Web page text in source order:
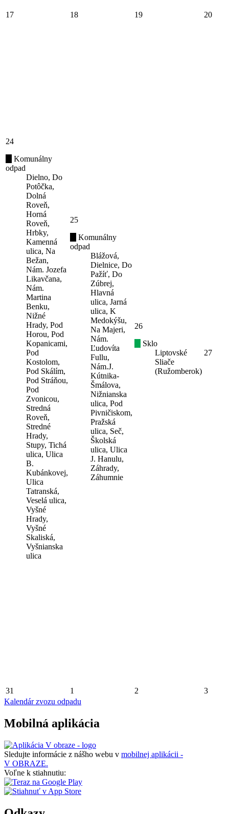
17 18 19 20
24
Komunálny
odpad
Dielno, Do
Potôčka,
Dolná
Roveň,
Horná
Roveň,
Hrbky,
Kamenná
ulica, Na
Bežan,
Nám. Jozefa
Likavčana,
Nám.
Martina
Benku,
Nižné
Hrady, Pod
Horou, Pod
Kopanicami,
Pod
Kostolom,
Pod Skálím,
Pod Stráňou,
Pod
Zvonicou,
Stredná
Roveň,
Stredné
Hrady,
Stupy, Tichá
ulica, Ulica
B.
Kubánkovej,
Ulica
Tatranská,
Veselá ulica,
Vyšné
Hrady,
Vyšné
Skaliská,
Vyšnianska
ulica
25
Komunálny
odpad
Blážová,
Dielnice, Do
Pažíť, Do
Zúbrej,
Hlavná
ulica, Jarná
ulica, K
Medokýšu,
Na Majeri,
Nám.
Ľudovíta
Fullu,
Nám.J.
Kútnika-
Šmálova,
Nižnianska
ulica, Pod
Pivničiskom,
Pražská
ulica, Seč,
Školská
ulica, Ulica
J. Hanulu,
Záhrady,
Záhumnie
26
Sklo
Liptovské
Sliače
(Ružomberok)
27
31 1 2
3
Kalendár zvozu odpadu
Mobilná aplikácia
Sledujte informácie z nášho webu v mobilnej aplikácii -
V OBRAZE.
Voľne k stiahnutiu: